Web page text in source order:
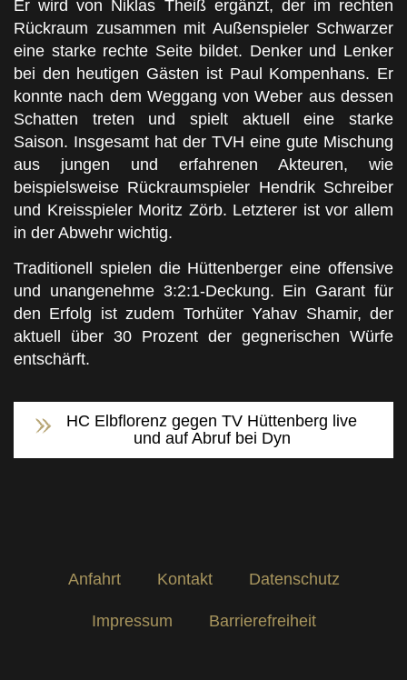
Er wird von Niklas Theiß ergänzt, der im rechten
Rückraum zusammen mit Außenspieler Schwarzer
eine starke rechte Seite bildet. Denker und Lenker
bei den heutigen Gästen ist Paul Kompenhans. Er
konnte nach dem Weggang von Weber aus dessen
Schatten treten und spielt aktuell eine starke
Saison. Insgesamt hat der TVH eine gute Mischung
aus jungen und erfahrenen Akteuren, wie
beispielsweise Rückraumspieler Hendrik Schreiber
und Kreisspieler Moritz Zörb. Letzterer ist vor allem
in der Abwehr wichtig.
Traditionell spielen die Hüttenberger eine offensive
und unangenehme 3:2:1-Deckung. Ein Garant für
den Erfolg ist zudem Torhüter Yahav Shamir, der
aktuell über 30 Prozent der gegnerischen Würfe
entschärft.
HC Elbflorenz gegen TV Hüttenberg live
und auf Abruf bei Dyn
Anfahrt Kontakt Datenschutz
Impressum Barrierefreiheit